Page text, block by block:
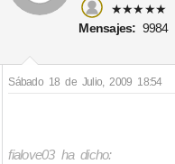
★★★★★
Mensajes: 9984
Sábado 18 de Julio, 2009 18:54
fialove03 ha dicho: